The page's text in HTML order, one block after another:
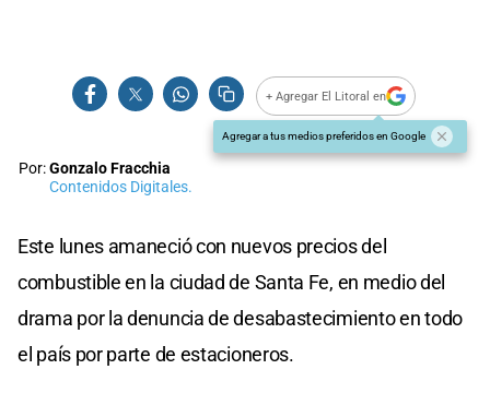
+ Agregar El Litoral en
Agregar a tus medios preferidos en Google
Por:Gonzalo Fracchia
Contenidos Digitales.
Este lunes amaneció con nuevos precios del
combustible en la ciudad de Santa Fe, en medio del
drama por la denuncia de desabastecimiento en todo
el país por parte de estacioneros.